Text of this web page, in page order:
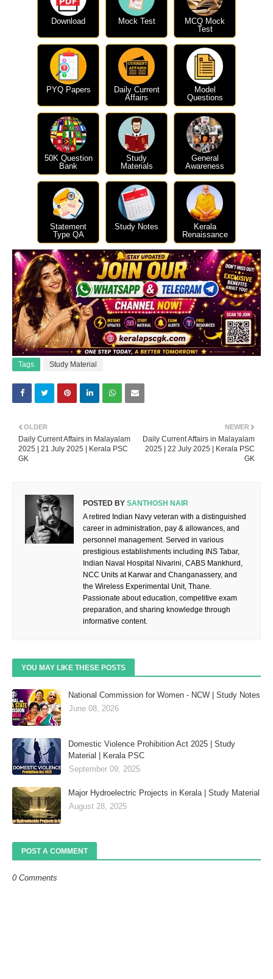
Download Mock Test
MCQ Mock
Test
PYQ Papers
Daily Current
Affairs
Model
Questions
50K Question
Bank
Study
Materials
General
Awareness
Statement
Type QA
Study Notes
Kerala
Renaissance
Tags Study Material
NEWER
Daily Current Affairs in Malayalam
2025 | 22 July 2025 | Kerala PSC
GK
OLDER
Daily Current Affairs in Malayalam
2025 | 21 July 2025 | Kerala PSC
GK
POSTED BY SANTHOSH NAIR
A retired Indian Navy veteran with a distinguished
career in administration, pay & allowances, and
personnel management. Served in various
prestigious establishments including INS Tabar,
Indian Naval Hospital Nivarini, CABS Mankhurd,
NCC Units at Karwar and Changanassery, and
the Wireless Experimental Unit, Thane.
Passionate about education, competitive exam
preparation, and sharing knowledge through
informative content.
YOU MAY LIKE THESE POSTS
National Commission for Women - NCW | Study Notes
June 08, 2026
Domestic Violence Prohibition Act 2025 | Study
Material | Kerala PSC
September 09, 2025
Major Hydroelectric Projects in Kerala | Study Material
August 28, 2025
POST A COMMENT
0 Comments